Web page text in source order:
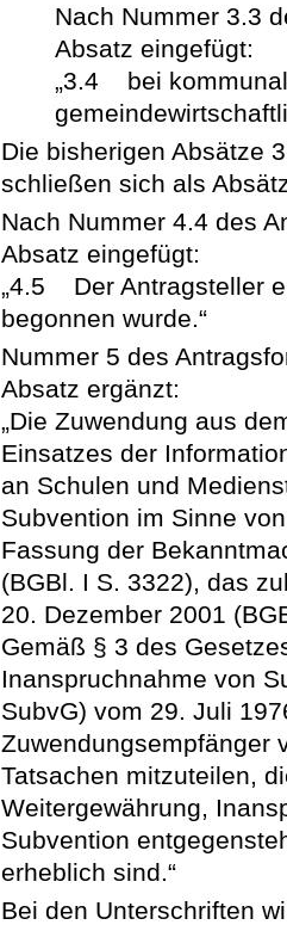
Nach Nummer 3.3
Absatz eingefügt:
„3.4 bei
Die bisherigen Absätze
schließen sich als
Nach Nummer 4.4 des
Absatz eingefügt:
„4.5 Der Antragsteller
begonnen wurde.“
Nummer 5 des
Absatz ergänzt:
„Die Zuwendung aus
Einsatzes der
an Schulen und
Subvention im Sinne
Fassung der
(BGBl. I S. 3322), das
20. Dezember 2001
Gemäß § 3 des
Inanspruchnahme von
SubvG) vom 29. Juli
Zuwendungsempfänger
Tatsachen mitzuteilen,
Weitergewährung,
Subvention
erheblich sind.“
Bei den Unterschriften